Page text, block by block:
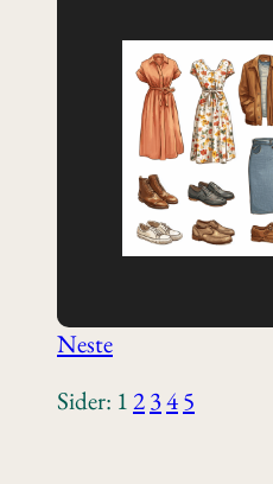
Neste
Sider: 12345